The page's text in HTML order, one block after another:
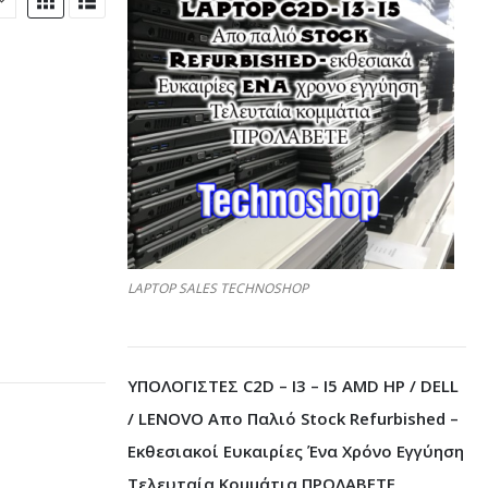
LAPTOP SALES TECHNOSHOP
ΥΠΟΛΟΓΙΣΤΕΣ C2D – I3 – I5 AMD HP / DELL
/ LENOVO Απο Παλιό Stock Refurbished –
Εκθεσιακοί Ευκαιρίες Ένα Χρόνο Εγγύηση
Τελευταία Κομμάτια ΠΡΟΛΑΒΕΤΕ